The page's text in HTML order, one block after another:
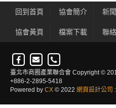
回到首頁 協會簡介 新
協會黃頁 檔案下載 聯
臺北市商圈產業聯合會 Copyright ©
+886-2-2895-5418
Powered by CX © 2022 網頁設計公司 :